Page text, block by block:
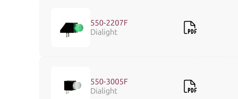
550-2207F
Dialight
550-3005F
Dialight